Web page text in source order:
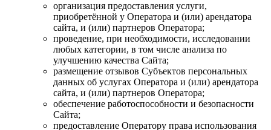
организация предоставления услуги,
приобретённой у Оператора и (или) арендатора
сайта, и (или) партнеров Оператора;
проведение, при необходимости, исследовании
любых категории, в том числе анализа по
улучшению качества Сайта;
размещение отзывов Субъектов персональных
данных об услугах Оператора и (или) арендатора
сайта, и (или) партнеров Оператора;
обеспечение работоспособности и безопасности
Сайта;
предоставление Оператору права использования